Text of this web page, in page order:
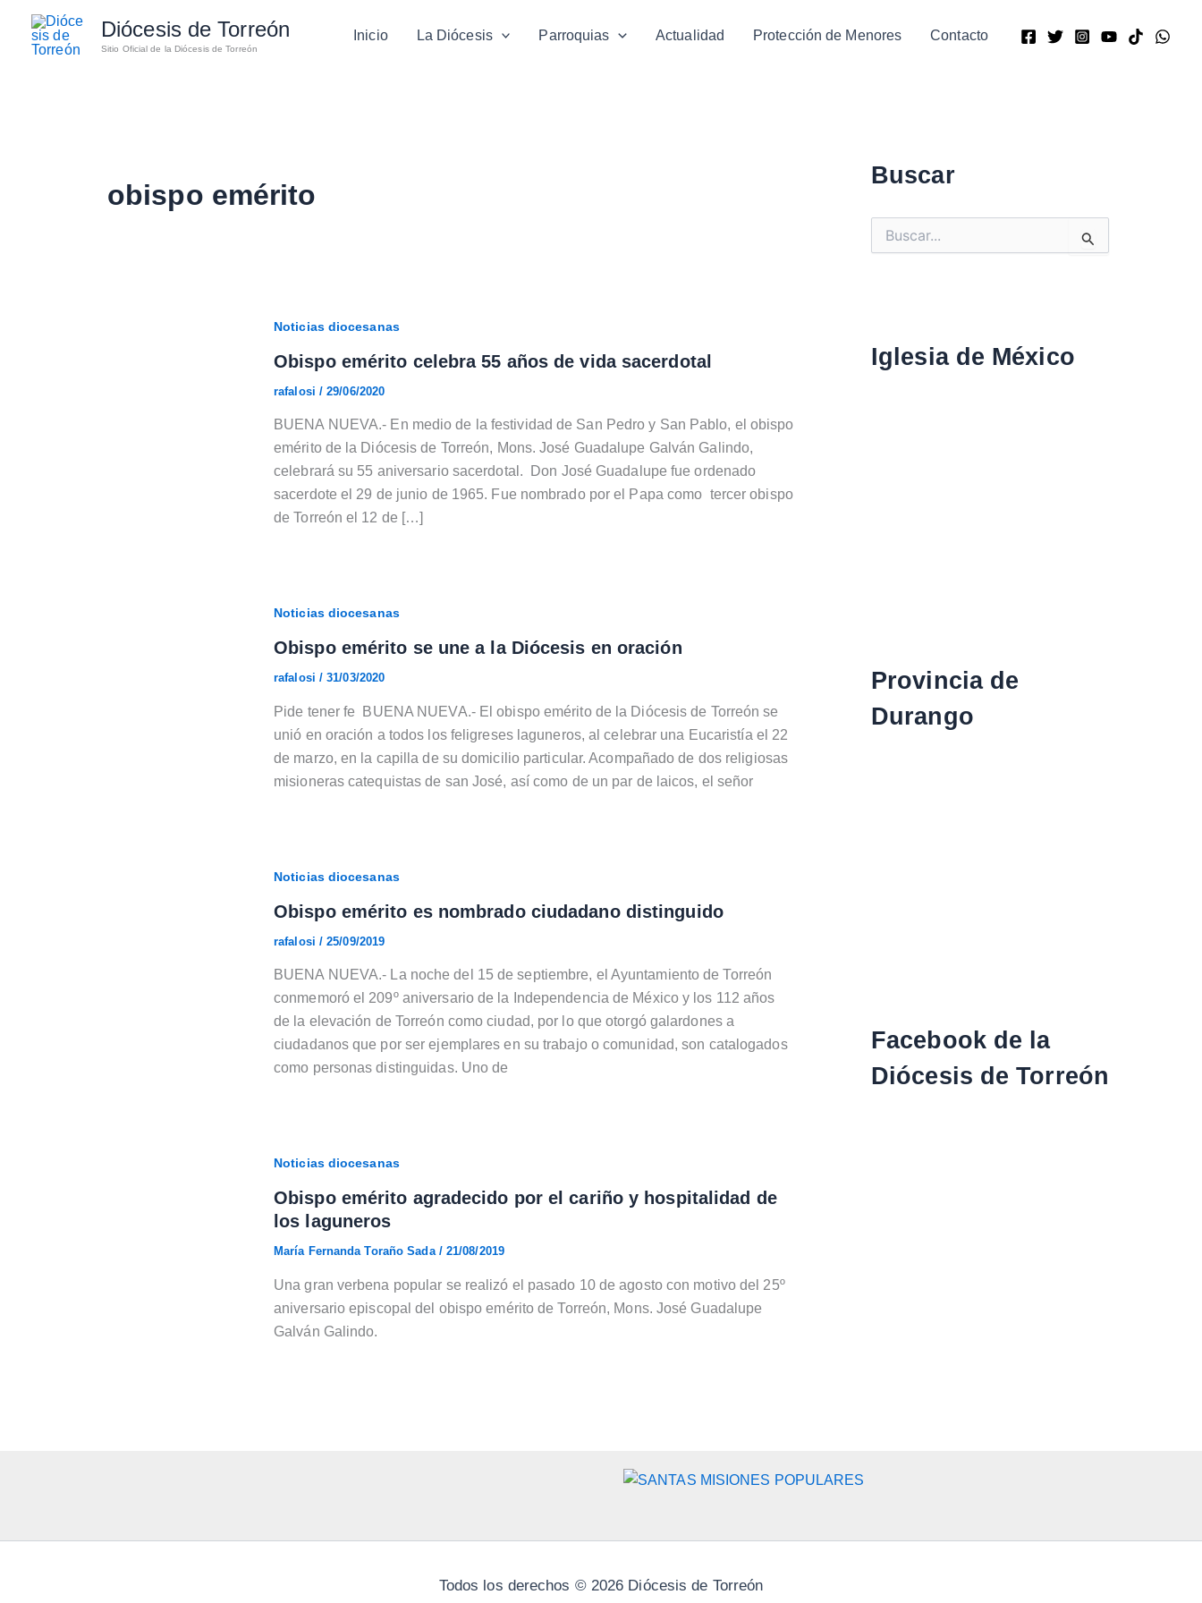
contenido
Diócesis de Torreón
Sitio Oficial de la Diócesis de Torreón
Inicio La Diócesis Parroquias Actualidad Protección de Menores Contacto
obispo emérito
Noticias diocesanas
Obispo emérito celebra 55 años de vida sacerdotal
rafalosi /29/06/2020
BUENA NUEVA.- En medio de la festividad de San Pedro y San Pablo, el obispo
emérito de la Diócesis de Torreón, Mons. José Guadalupe Galván Galindo,
celebrará su 55 aniversario sacerdotal. Don José Guadalupe fue ordenado
sacerdote el 29 de junio de 1965. Fue nombrado por el Papa como tercer obispo
de Torreón el 12 de […]
Noticias diocesanas
Obispo emérito se une a la Diócesis en oración
rafalosi /31/03/2020
Pide tener fe BUENA NUEVA.- El obispo emérito de la Diócesis de Torreón se
unió en oración a todos los feligreses laguneros, al celebrar una Eucaristía el 22
de marzo, en la capilla de su domicilio particular. Acompañado de dos religiosas
misioneras catequistas de san José, así como de un par de laicos, el señor
Noticias diocesanas
Obispo emérito es nombrado ciudadano distinguido
rafalosi /25/09/2019
BUENA NUEVA.- La noche del 15 de septiembre, el Ayuntamiento de Torreón
conmemoró el 209º aniversario de la Independencia de México y los 112 años
de la elevación de Torreón como ciudad, por lo que otorgó galardones a
ciudadanos que por ser ejemplares en su trabajo o comunidad, son catalogados
como personas distinguidas. Uno de
Noticias diocesanas
Obispo emérito agradecido por el cariño y hospitalidad de
los laguneros
María Fernanda Toraño Sada / 21/08/2019
Una gran verbena popular se realizó el pasado 10 de agosto con motivo del 25º
aniversario episcopal del obispo emérito de Torreón, Mons. José Guadalupe
Galván Galindo.
Buscar
u
Iglesia de México
Provincia de
Durango
Facebook de la
Diócesis de Torreón
Todos los derechos © 2026 Diócesis de Torreón